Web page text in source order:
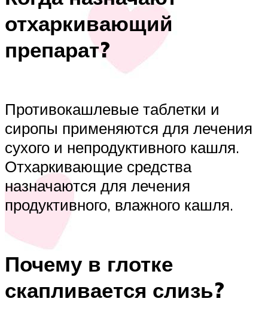
отхаркивающий
препарат?
Противокашлевые таблетки и
сиропы применяются для лечения
сухого и непродуктивного кашля.
Отхаркивающие средства
назначаются для лечения
продуктивного, влажного кашля.
Почему в глотке
скапливается слизь?